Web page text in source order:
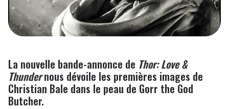
La nouvelle bande-annonce de Thor: Love &
Thundernous dévoile les premières images de
Christian Bale dans le peau de Gorr the God
Butcher.